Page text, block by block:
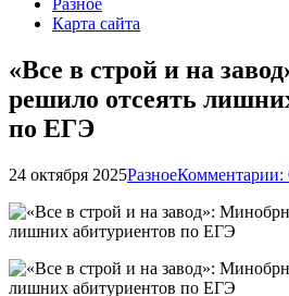
Разное
Карта сайта
«Все в строй и на
решило отсеять
по ЕГЭ
24 октября 2025РазноеКомментарии: